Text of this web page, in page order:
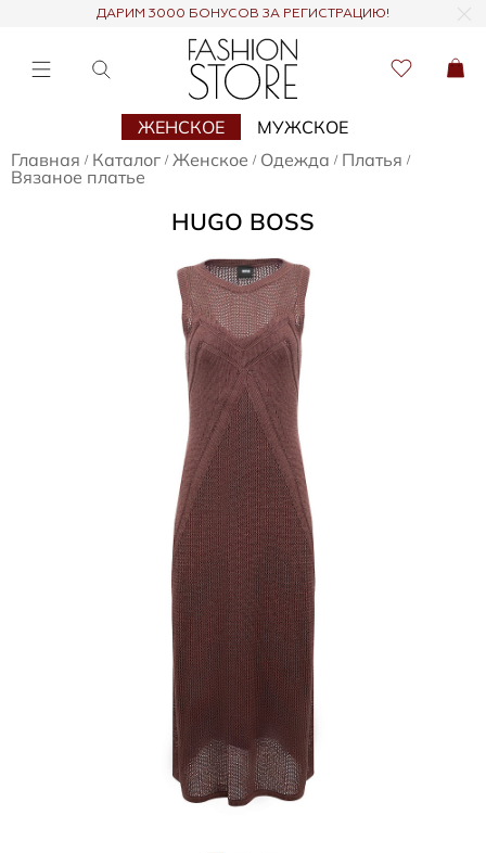
ДАРИМ 3000 БОНУСОВ ЗА РЕГИСТРАЦИЮ!
ЖЕНСКОЕ
МУЖСКОЕ
Главная / Каталог / Женское / Одежда / Платья /
Вязаное платье
HUGO BOSS